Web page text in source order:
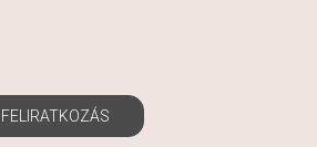
FELIRATKOZÁS